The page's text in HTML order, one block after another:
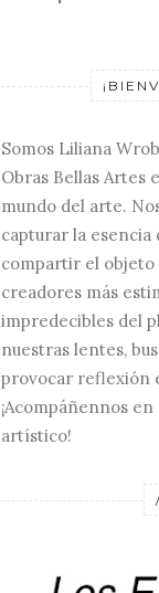
Somos Liliana
Obras Bellas Artes
mundo del arte.
capturar la esencia
compartir el
creadores más
impredecibles del
nuestras lentes,
provocar reflexión
¡Acompáñennos
artístico!